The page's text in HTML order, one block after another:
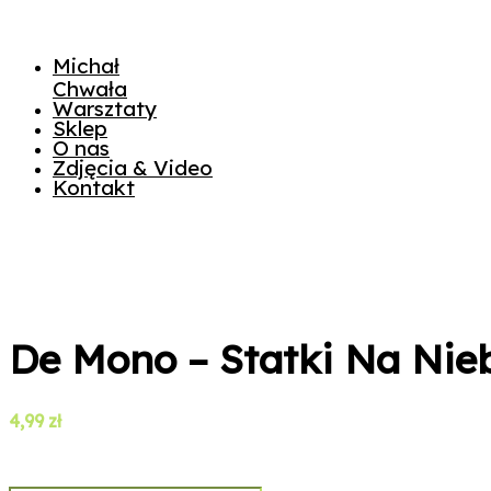
Michał
Chwała
Warsztaty
Sklep
O nas
Zdjęcia & Video
Kontakt
De Mono – Statki Na
4,99 zł